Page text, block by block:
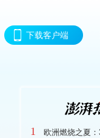
下载客户端
1
欧洲燃烧之夏：